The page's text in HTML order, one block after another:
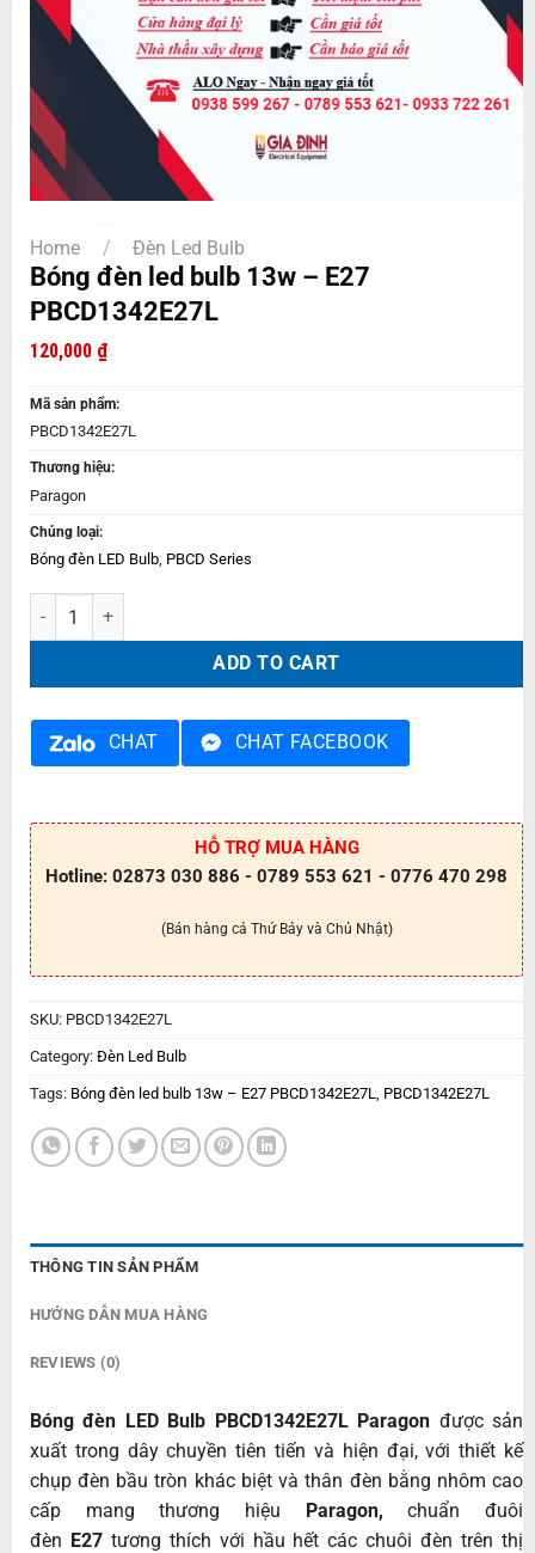
Home / Đèn Led Bulb
Bóng đèn led bulb 13w – E27
PBCD1342E27L
120,000 ₫
Mã sản phẩm:
PBCD1342E27L
Thương hiệu:
Paragon
Chủng loại:
Bóng đèn LED Bulb, PBCD Series
Bóng đèn led bulb 13w – E27 PBCD1342E27L quantity
ADD TO CART
CHAT CHAT FACEBOOK
HỖ TRỢ MUA HÀNG
Hotline: 02873 030 886 - 0789 553 621 - 0776 470 298
(Bán hàng cả Thứ Bảy và Chủ Nhật)
SKU: PBCD1342E27L
Category: Đèn Led Bulb
Tags: Bóng đèn led bulb 13w – E27 PBCD1342E27L PBCD1342E27L
THÔNG TIN SẢN PHẨM
HƯỚNG DẪN MUA HÀNG
REVIEWS (0)
Bóng đèn LED Bulb PBCD1342E27L Paragon được sản
xuất trong dây chuyền tiên tiến và hiện đại, với thiết kế
chụp đèn bầu tròn khác biệt và thân đèn bằng nhôm cao
cấp mang thương hiệu Paragon,chuẩn đuôi
đèn E27 tương thích với hầu hết các chuôi đèn trên thị